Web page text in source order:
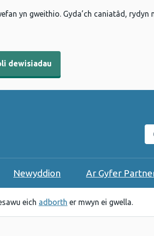
yn gweithio. Gyda’ch caniatâd,
dewisiadau
Newyddion Ar Gyfer
eich adborth er mwyn ei gwella.